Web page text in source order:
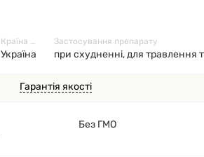
Гарантія якості
Без ГМО
Країна виробник
Україна
Застосування препарату
при схудненні, для травлення